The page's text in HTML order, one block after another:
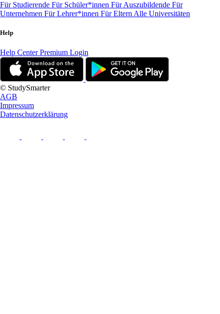
Für Studierende Für Schüler*innen Für Auszubildende Für
Unternehmen Für Lehrer*innen Für Eltern Alle Universitäten
Help
Help CenterPremium Login
© StudySmarter
AGB
Impressum
Datenschutzerklärung